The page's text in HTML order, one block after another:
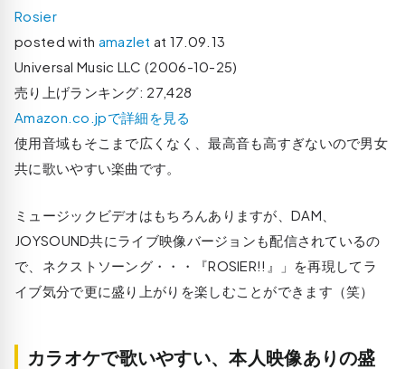
Rosier
posted with amazlet at 17.09.13
Universal Music LLC (2006-10-25)
売り上げランキング: 27,428
Amazon.co.jpで詳細を見る
使用音域もそこまで広くなく、最高音も高すぎないので男女
共に歌いやすい楽曲です。
ミュージックビデオはもちろんありますが、DAM、
JOYSOUND共にライブ映像バージョンも配信されているの
で、ネクストソーング・・・『ROSIER!!』」を再現してラ
イブ気分で更に盛り上がりを楽しむことができます（笑）
カラオケで歌いやすい、本人映像ありの盛